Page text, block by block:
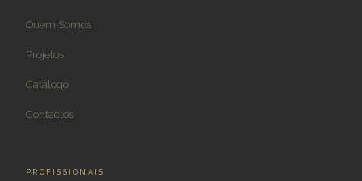
Quem Somos
Projetos
Catálogo
Contactos
PROFISSIONAIS